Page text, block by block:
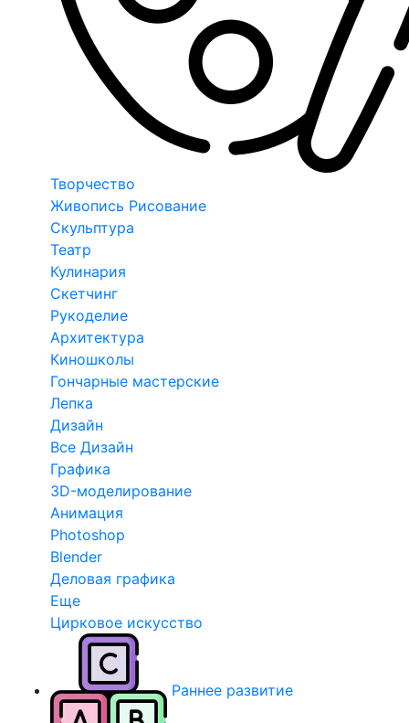
Творчество
Живопись Рисование
Скульптура
Театр
Кулинария
Скетчинг
Рукоделие
Архитектура
Киношколы
Гончарные мастерские
Лепка
Дизайн
Все Дизайн
Графика
3D-моделирование
Анимация
Photoshop
Blender
Деловая графика
Еще
Цирковое искусство
Раннее развитие